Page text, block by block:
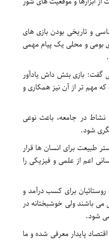
و تاریخی بودن بازی های
بومی و محلی یک پیام مهمی
گفت: بازی بئش داش یادآور
مهم تر از آن نیز همکاری و
نشاط در جامعه، باعث نوعی
شود.
طبیعت برای انسان ها قرار
اعم از علمی و فیزیکی را
برای کسب درآمد و
باشند ولی خوشبختانه در
شود.
خاطرنشان کرد: گردشگری روستایی از قرن ۱۸ به عنوان اقتصاد پایدار معرفی شده و ما